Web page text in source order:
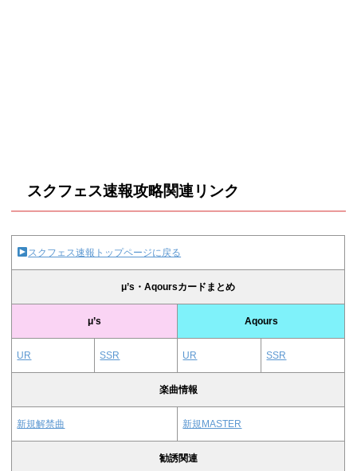
スクフェス速報攻略関連リンク
スクフェス速報トップページに戻る
μ’s・Aqoursカードまとめ
μ’s Aqours
UR SSR UR SSR
楽曲情報
新規解禁曲 新規MASTER
勧誘関連